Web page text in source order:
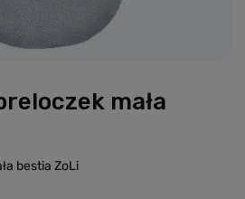
mała
bestia ZoLi